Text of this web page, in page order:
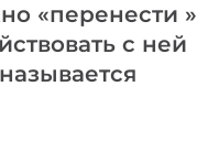
«перенести »
с ней